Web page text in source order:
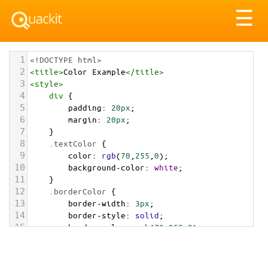
☰
1 <!DOCTYPE html>
2 <title>Color Example</title>
3 <style>
4 div {
5 padding: 20px;
6 margin: 20px;
7 }
8 .textColor {
9 color: rgb(70 255 0);
10 background-color: white;
11 }
12 .borderColor {
13 border-width: 3px;
14 border-style: solid;
15 border-color: rgb(70,255,0);